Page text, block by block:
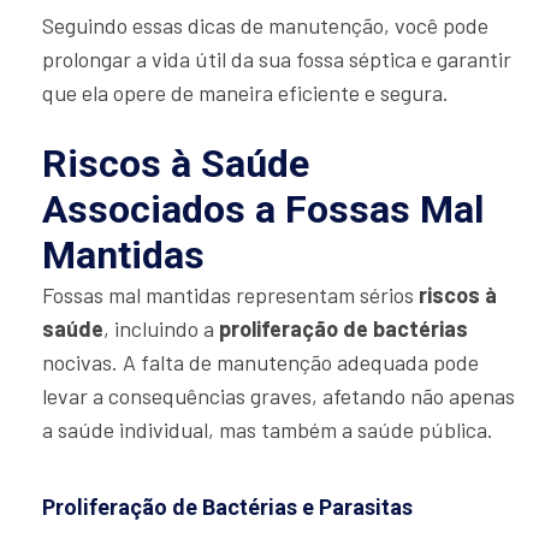
Seguindo essas dicas de manutenção, você pode
prolongar a vida útil da sua fossa séptica e garantir
que ela opere de maneira eficiente e segura.
Riscos à Saúde
Associados a Fossas Mal
Mantidas
Fossas mal mantidas representam sérios riscos à
saúde, incluindo a proliferação de bactérias
nocivas. A falta de manutenção adequada pode
levar a consequências graves, afetando não apenas
a saúde individual, mas também a saúde pública.
Proliferação de Bactérias e Parasitas